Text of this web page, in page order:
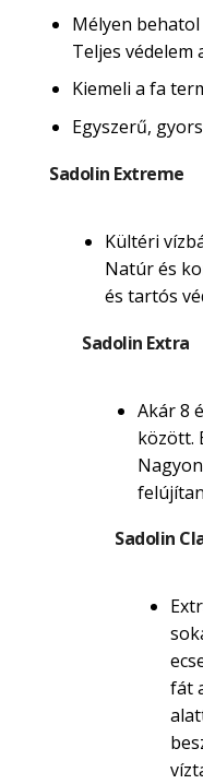
Mélyen
Teljes védelem
Kiemeli a fa
Egyszerű,
Sadolin Extreme
Kültéri
Natúr és
és tartós
Sadolin Extra
Akár 8
között.
Sadolin
fát